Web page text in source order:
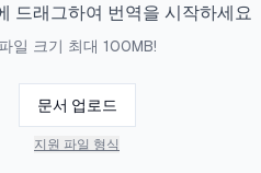
드래그하여 번역을 시작하세요
파일 크기 최대 100MB!
문서 업로드
지원 파일 형식